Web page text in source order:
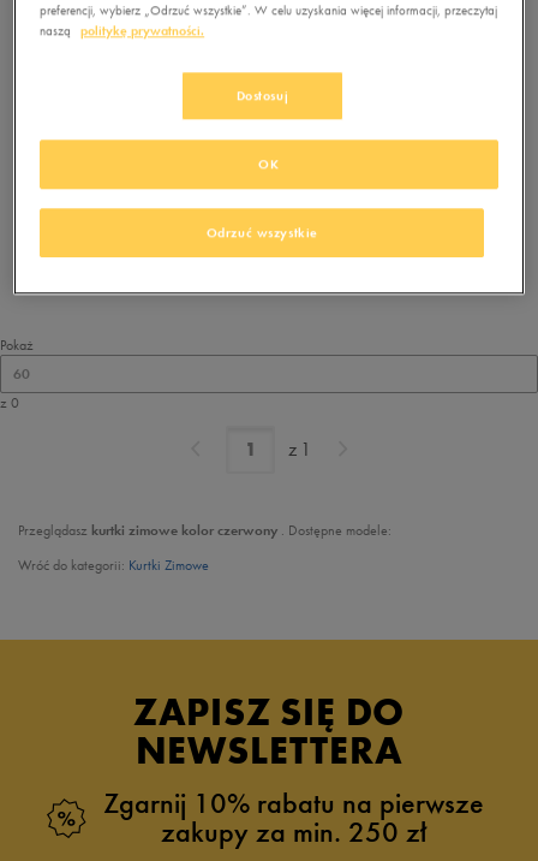
Zmień kryteria wyszukiwania lub
Pokaż
60
z 0
z 1
Przeglądasz kurtki zimowe kolor czerwony . Dostępne modele:
Wróć do kategorii: Kurtki Zimowe
ZAPISZ SIĘ DO
NEWSLETTERA
Zgarnij 10% rabatu na pierwsze
zakupy za min. 250 zł
preferencji, wybierz „Odrzuć wszystkie”. W celu uzyskania więcej informacji, przeczytaj
naszą
politykę prywatności.
Dostosuj
Odrzuć wszystkie
OK